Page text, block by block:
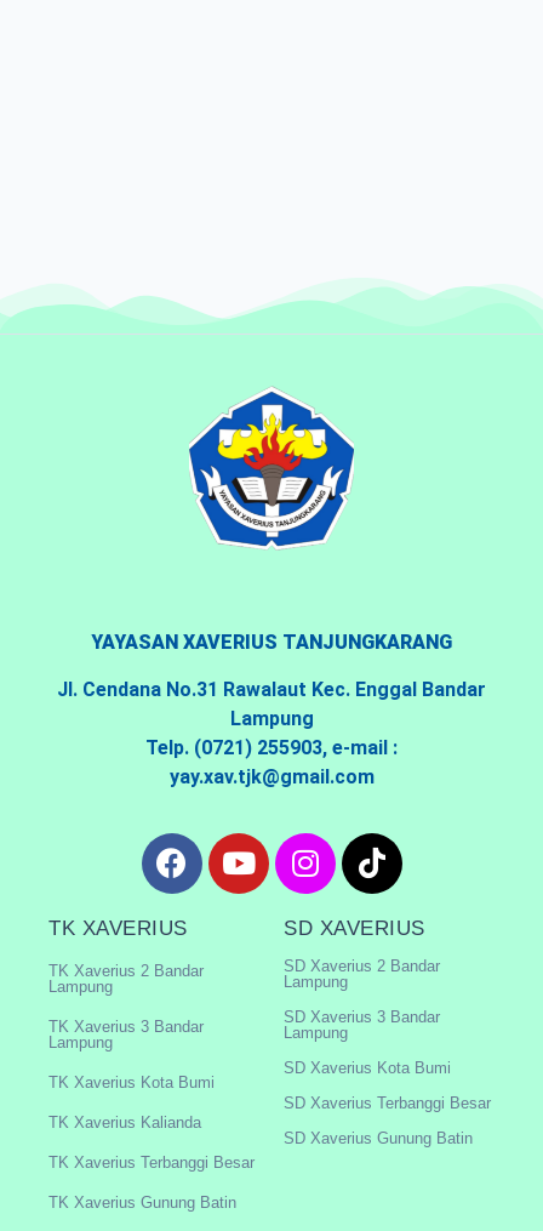
YAYASAN XAVERIUS TANJUNGKARANG
Jl. Cendana No.31 Rawalaut Kec. Enggal Bandar
Lampung
Telp. (0721) 255903, e-mail :
yay.xav.tjk@gmail.com
TK XAVERIUS
TK Xaverius 2 Bandar
Lampung
TK Xaverius 3 Bandar
Lampung
TK Xaverius Kota Bumi
TK Xaverius Kalianda
TK Xaverius Terbanggi Besar
TK Xaverius Gunung Batin
SD XAVERIUS
SD Xaverius 2 Bandar
Lampung
SD Xaverius 3 Bandar
Lampung
SD Xaverius Kota Bumi
SD Xaverius Terbanggi Besar
SD Xaverius Gunung Batin